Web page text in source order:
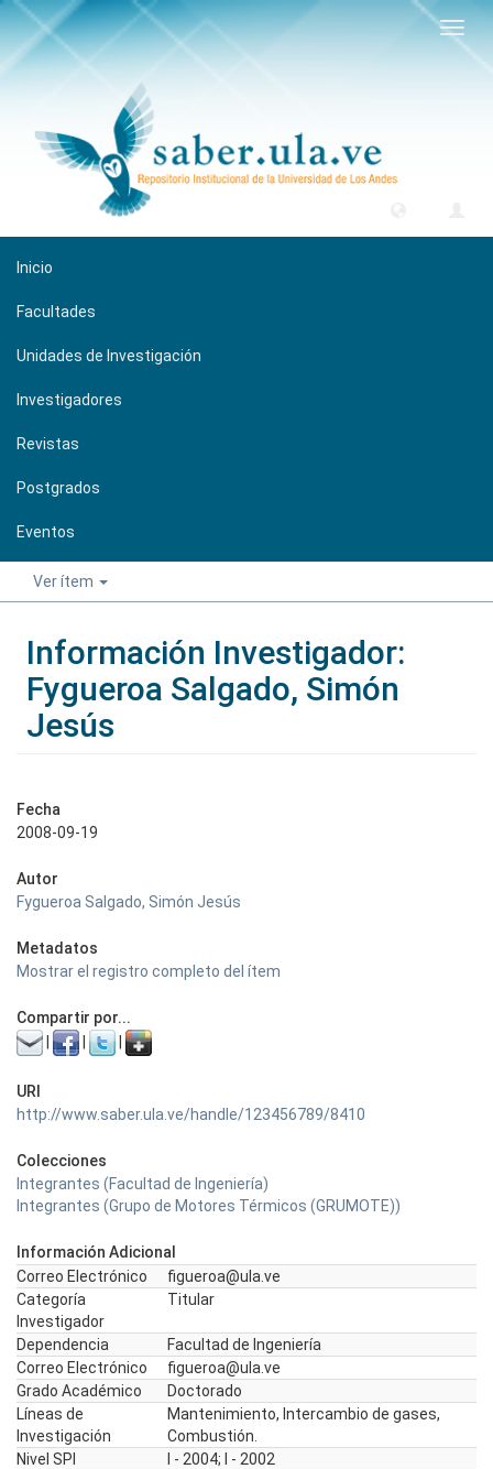
Inicio
Facultades
Unidades de Investigación
Investigadores
Revistas
Postgrados
Eventos
Ver ítem
Información Investigador:
Fygueroa Salgado, Simón
Jesús
Fecha
2008-09-19
Autor
Fygueroa Salgado, Simón Jesús
Metadatos
Mostrar el registro completo del ítem
Compartir por...
URI
http://www.saber.ula.ve/handle/123456789/8410
Colecciones
Integrantes (Facultad de Ingeniería)
Integrantes (Grupo de Motores Térmicos (GRUMOTE))
Información Adicional
Correo Electrónico
figueroa@ula.ve
Categoría
Investigador
Titular
Dependencia
Facultad de Ingeniería
Correo Electrónico
figueroa@ula.ve
Grado Académico
Doctorado
Líneas de
Investigación
Mantenimiento, Intercambio de gases,
Combustión.
Nivel SPI
I - 2004; I - 2002